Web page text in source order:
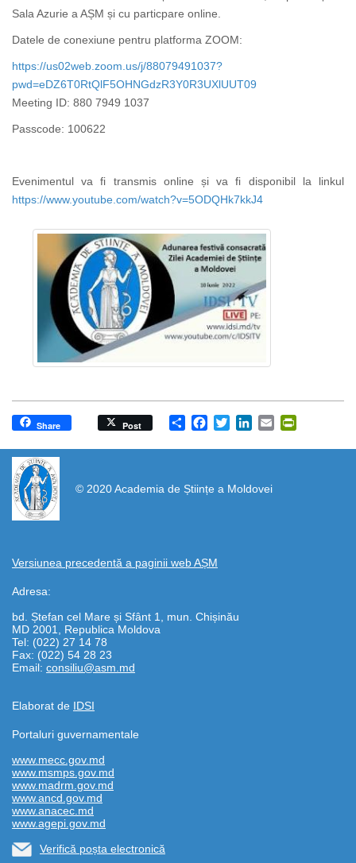
Sala Azurie a AȘM și cu particpare online.
Datele de conexiune pentru platforma ZOOM:
https://us02web.zoom.us/j/88079491037?
pwd=eDZ6T0RtQlF5OHNGdzR3Y0R3UXlUUT09
Meeting ID: 880 7949 1037
Passcode: 100622
Evenimentul va fi transmis online și va fi disponibil la linkul
https://www.youtube.com/watch?v=5ODQHk7kkJ4
Share
Share Post Facebook
TwitterLinkedIn
Email
© 2020 Academia de Științe a Moldovei
Versiunea precedentă a paginii web AȘM
Adresa:
bd. Ștefan cel Mare și Sfânt 1, mun. Chișinău
MD 2001, Republica Moldova
Tel: (022) 27 14 78
Fax: (022) 54 28 23
Email: consiliu@asm.md
Elaborat de IDSI
https://propletenie.ru/
Portaluri guvernamentale
www.mecc.gov.md
www.msmps.gov.md
www.madrm.gov.md
www.ancd.gov.md
www.anacec.md
www.agepi.gov.md
Verifică poșta electronică